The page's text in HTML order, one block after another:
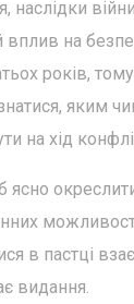
на
років, тому
яким
на хід
ясно
в пастці
видання.